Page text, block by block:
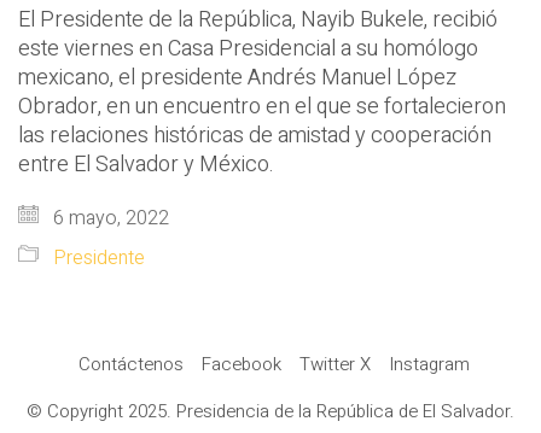
El Presidente de la República, Nayib Bukele, recibió
este viernes en Casa Presidencial a su homólogo
mexicano, el presidente Andrés Manuel López
Obrador, en un encuentro en el que se fortalecieron
las relaciones históricas de amistad y cooperación
entre El Salvador y México.
6 mayo, 2022
Presidente
Contáctenos Facebook Twitter X
Instagram
© Copyright 2025. Presidencia de la República de El Salvador.